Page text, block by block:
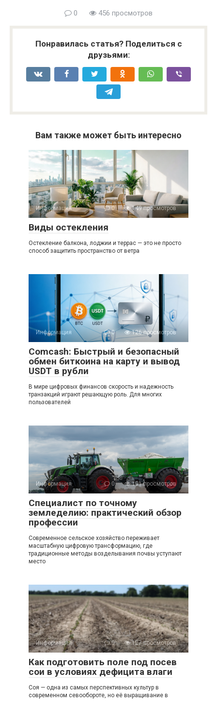
0 456 просмотров
Понравилась статья? Поделиться с
друзьями:
Вам также может быть интересно
Информация 0 149 просмотров
Виды остекления
Остекление балкона, лоджии и террас — это не просто
способ защитить пространство от ветра
Информация 0 126 просмотров
Comcash: Быстрый и безопасный
обмен биткоина на карту и вывод
USDT в рубли
В мире цифровых финансов скорость и надежность
транзакций играют решающую роль. Для многих
пользователей
Информация 0 101 просмотров
Специалист по точному
земледелию: практический обзор
профессии
Современное сельское хозяйство переживает
масштабную цифровую трансформацию, где
традиционные методы возделывания почвы уступают
место
Информация 0 127 просмотров
Как подготовить поле под посев
сои в условиях дефицита влаги
Соя — одна из самых перспективных культур в
современном севообороте, но её выращивание в